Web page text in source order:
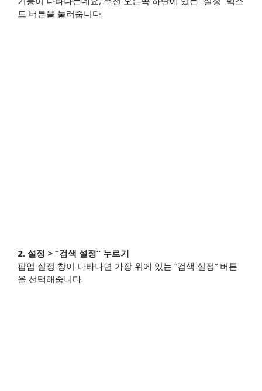
트 버튼을 눌러줍니다.
2. 설정 > “검색 설정” 누르기
팝업 설정 창이 나타나면 가장 위에 있는 “검색 설정” 버튼
을 선택해줍니다.